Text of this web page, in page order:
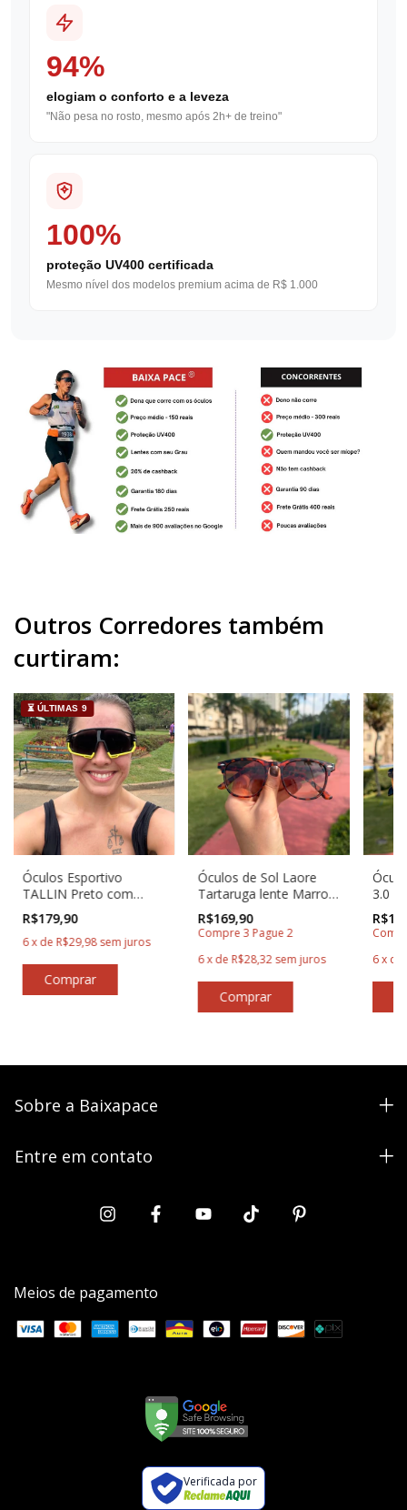
94%
elogiam o conforto e a leveza
"Não pesa no rosto, mesmo após 2h+ de treino"
100%
proteção UV400 certificada
Mesmo nível dos modelos premium acima de R$ 1.000
Outros Corredores também
curtiram:
⏳ ÚLTIMAS 9
Óculos Esportivo
TALLIN Preto com
Amarelo Fluorescente
Baixa Pace®
R$179,90
6xde R$29,98sem juros
Óculos de Sol Laore
Tartaruga lente Marrom
Degradê - Baixa Pace
R$169,90
Compre 3 Pague 2
6xde R$28,32 sem juros
3.0
6x de
Sobre a Baixapace
Entre em contato
Meios de pagamento
Verificada por